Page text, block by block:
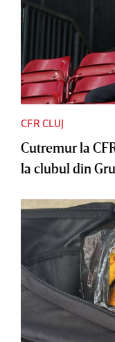
CFR CLUJ
Cutremur la
la clubul din